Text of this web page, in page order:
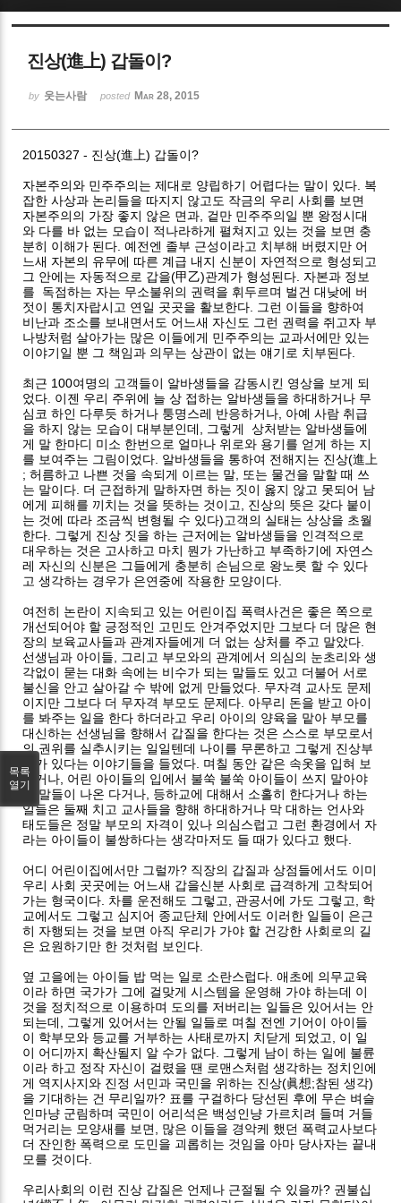
진상(進上) 갑돌이?
by 웃는사람 posted Mar 28, 2015
20150327 - 진상(進上) 갑돌이?
자본주의와 민주주의는 제대로 양립하기 어렵다는 말이 있다. 복
잡한 사상과 논리들을 따지지 않고도 작금의 우리 사회를 보면
자본주의의 가장 좋지 않은 면과, 겉만 민주주의일 뿐 왕정시대
와 다를 바 없는 모습이 적나라하게 펼쳐지고 있는 것을 보면 충
분히 이해가 된다. 예전엔 졸부 근성이라고 치부해 버렸지만 어
느새 자본의 유무에 따른 계급 내지 신분이 자연적으로 형성되고
그 안에는 자동적으로 갑을(甲乙)관계가 형성된다. 자본과 정보
를 독점하는 자는 무소불위의 권력을 휘두르며 벌건 대낮에 버
젓이 통치자랍시고 연일 곳곳을 활보한다. 그런 이들을 향하여
비난과 조소를 보내면서도 어느새 자신도 그런 권력을 쥐고자 부
나방처럼 살아가는 많은 이들에게 민주주의는 교과서에만 있는
이야기일 뿐 그 책임과 의무는 상관이 없는 얘기로 치부된다.
최근 100여명의 고객들이 알바생들을 감동시킨 영상을 보게 되
었다. 이젠 우리 주위에 늘 상 접하는 알바생들을 하대하거나 무
심코 하인 다루듯 하거나 퉁명스레 반응하거나, 아예 사람 취급
을 하지 않는 모습이 대부분인데, 그렇게 상처받는 알바생들에
게 말 한마디 미소 한번으로 얼마나 위로와 용기를 얻게 하는 지
를 보여주는 그림이었다. 알바생들을 통하여 전해지는 진상(進上
; 허름하고 나쁜 것을 속되게 이르는 말, 또는 물건을 말할 때 쓰
는 말이다. 더 근접하게 말하자면 하는 짓이 옳지 않고 못되어 남
에게 피해를 끼치는 것을 뜻하는 것이고, 진상의 뜻은 갖다 붙이
는 것에 따라 조금씩 변형될 수 있다)고객의 실태는 상상을 초월
한다. 그렇게 진상 짓을 하는 근저에는 알바생들을 인격적으로
대우하는 것은 고사하고 마치 뭔가 가난하고 부족하기에 자연스
레 자신의 신분은 그들에게 충분히 손님으로 왕노릇 할 수 있다
고 생각하는 경우가 은연중에 작용한 모양이다.
여전히 논란이 지속되고 있는 어린이집 폭력사건은 좋은 쪽으로
개선되어야 할 긍정적인 고민도 안겨주었지만 그보다 더 많은 현
장의 보육교사들과 관계자들에게 더 없는 상처를 주고 말았다.
선생님과 아이들, 그리고 부모와의 관계에서 의심의 눈초리와 생
각없이 묻는 대화 속에는 비수가 되는 말들도 있고 더불어 서로
불신을 안고 살아갈 수 밖에 없게 만들었다. 무자격 교사도 문제
이지만 그보다 더 무자격 부모도 문제다. 아무리 돈을 받고 아이
를 봐주는 일을 한다 하더라고 우리 아이의 양육을 맡아 부모를
대신하는 선생님을 향해서 갑질을 한다는 것은 스스로 부모로서
의 권위를 실추시키는 일일텐데 나이를 무론하고 그렇게 진상부
모가 있다는 이야기들을 들었다. 며칠 동안 같은 속옷을 입혀 보
내거나, 어린 아이들의 입에서 불쑥 불쑥 아이들이 쓰지 말아야
할 말들이 나온 다거나, 등하교에 대해서 소홀히 한다거나 하는
일들은 둘째 치고 교사들을 향해 하대하거나 막 대하는 언사와
태도들은 정말 부모의 자격이 있나 의심스럽고 그런 환경에서 자
라는 아이들이 불쌍하다는 생각마저도 들 때가 있다고 했다.
어디 어린이집에서만 그럴까? 직장의 갑질과 상점들에서도 이미
우리 사회 곳곳에는 어느새 갑을신분 사회로 급격하게 고착되어
가는 형국이다. 차를 운전해도 그렇고, 관공서에 가도 그렇고, 학
교에서도 그렇고 심지어 종교단체 안에서도 이러한 일들이 은근
히 자행되는 것을 보면 아직 우리가 가야 할 건강한 사회로의 길
은 요원하기만 한 것처럼 보인다.
옆 고을에는 아이들 밥 먹는 일로 소란스럽다. 애초에 의무교육
이라 하면 국가가 그에 걸맞게 시스템을 운영해 가야 하는데 이
것을 정치적으로 이용하며 도의를 저버리는 일들은 있어서는 안
되는데, 그렇게 있어서는 안될 일들로 며칠 전엔 기어이 아이들
이 학부모와 등교를 거부하는 사태로까지 치닫게 되었고, 이 일
이 어디까지 확산될지 알 수가 없다. 그렇게 남이 하는 일에 불륜
이라 하고 정작 자신이 걸렸을 땐 로맨스처럼 생각하는 정치인에
게 역지사지와 진정 서민과 국민을 위하는 진상(眞想;참된 생각)
을 기대하는 건 무리일까? 표를 구걸하다 당선된 후에 무슨 벼슬
인마냥 군림하며 국민이 어리석은 백성인냥 가르치려 들며 거들
먹거리는 모양새를 보면, 많은 이들을 경악케 했던 폭력교사보다
더 잔인한 폭력으로 도민을 괴롭히는 것임을 아마 당사자는 끝내
모를 것이다.
우리사회의 이런 진상 갑질은 언제나 근절될 수 있을까? 권불십
목록
열기
Sketchbook5, 스케치북5
Sketchbook5, 스케치북5